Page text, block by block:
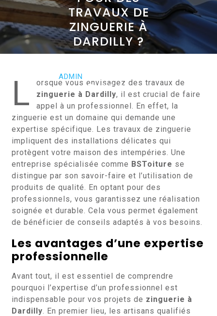
TRAVAUX DE
ZINGUERIE À
DARDILLY ?
ADMIN
0 TAGS
L
orsque vous envisagez des travaux de
zinguerie à Dardilly, il est crucial de faire
appel à un professionnel. En effet, la
zinguerie est un domaine qui demande une
expertise spécifique. Les travaux de zinguerie
impliquent des installations délicates qui
protègent votre maison des intempéries. Une
entreprise spécialisée comme BSToiture se
distingue par son savoir-faire et l’utilisation de
produits de qualité. En optant pour des
professionnels, vous garantissez une réalisation
soignée et durable. Cela vous permet également
de bénéficier de conseils adaptés à vos besoins.
Les avantages d’une expertise
professionnelle
Avant tout, il est essentiel de comprendre
pourquoi l’expertise d’un professionnel est
indispensable pour vos projets de zinguerie à
Dardilly. En premier lieu, les artisans qualifiés